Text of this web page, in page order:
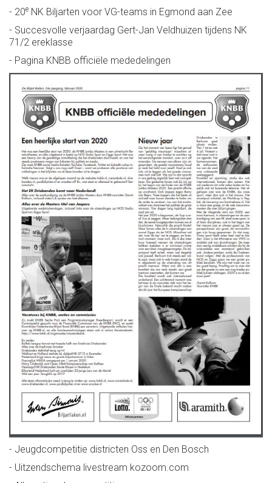
- 20e NK Biljarten voor VG-teams in Egmond aan Zee
- Succesvolle verjaardag Gert-Jan Veldhuizen tijdens NK
71/2 ereklasse
- Pagina KNBB officiële mededelingen
- Jeugdcompetitie districten Oss en Den Bosch
- Uitzendschema livestream kozoom.com